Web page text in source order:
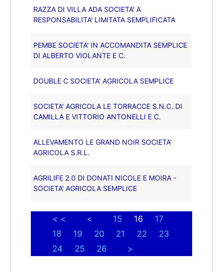
RAZZA DI VILLA ADA SOCIETA' A
RESPONSABILITA' LIMITATA SEMPLIFICATA
PEMBE SOCIETA' IN ACCOMANDITA SEMPLICE
DI ALBERTO VIOLANTE E C.
DOUBLE C SOCIETA' AGRICOLA SEMPLICE
SOCIETA' AGRICOLA LE TORRACCE S.N.C. DI
CAMILLA E VITTORIO ANTONELLI E C.
ALLEVAMENTO LE GRAND NOIR SOCIETA'
AGRICOLA S.R.L.
AGRILIFE 2.0 DI DONATI NICOLE E MOIRA -
SOCIETA' AGRICOLA SEMPLICE
< < < 15 16
17
18
19 20 21 22
23
24
25 26 >